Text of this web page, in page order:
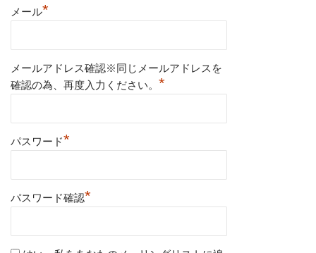
メール*
メールアドレス確認※同じメールアドレスを
確認の為、再度入力ください。 *
パスワード*
パスワード確認*